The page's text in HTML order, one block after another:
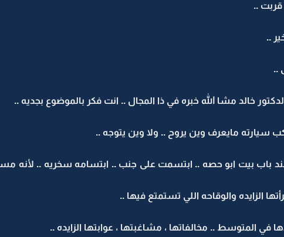
قربت ..
..
..
خالد مشا الله خبره في ذا المجال .. انت فكر بالموضوع بجديه ..
مايعرف وين يروح .. ولا وين يتوجه ..
باب بيت ابو حصه .. ابتسمت على جنب .. ابتسامه سخريه .. لأنه
الزايده والوقاحه اللي تستمتع فيها ..
المتوسط .. مخالفاتها ، مشاغبتها ، عوابتها الزايده ..